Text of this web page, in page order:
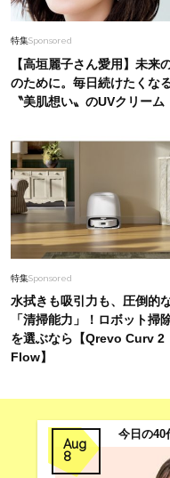
特集Sponsored
【高垣麗子さん愛用】未来
のために。毎日続けたくな
〝美肌想い〟のUVクリーム
特集Sponsored
水拭きも吸引力も、圧倒的
「清掃能力」！ロボット掃
を選ぶなら【Qrevo Curv 2
Flow】
Aug
8
今日の40